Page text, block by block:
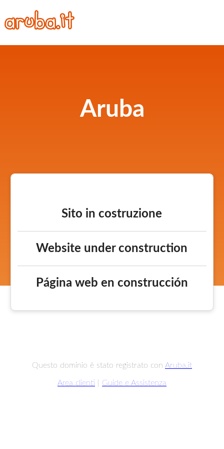
Aruba
Sito in costruzione
Website under construction
Página web en construcción
Questo dominio è stato registrato con Aruba.it
Area clienti Guide e Assistenza